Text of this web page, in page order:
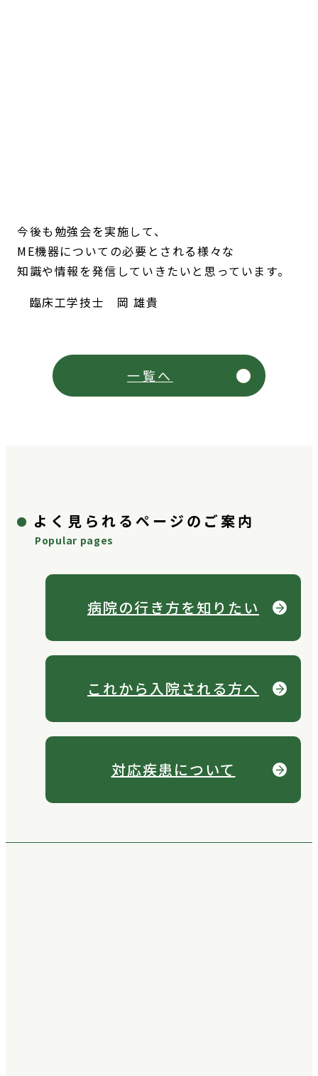
今後も勉強会を実施して、
ME機器についての必要とされる様々な
知識や情報を発信していきたいと思っています。
臨床工学技士 岡 雄貴
一覧へ
よく見られるページのご案内
Popular pages
病院の行き方を知りたい
これから入院される方へ
対応疾患について